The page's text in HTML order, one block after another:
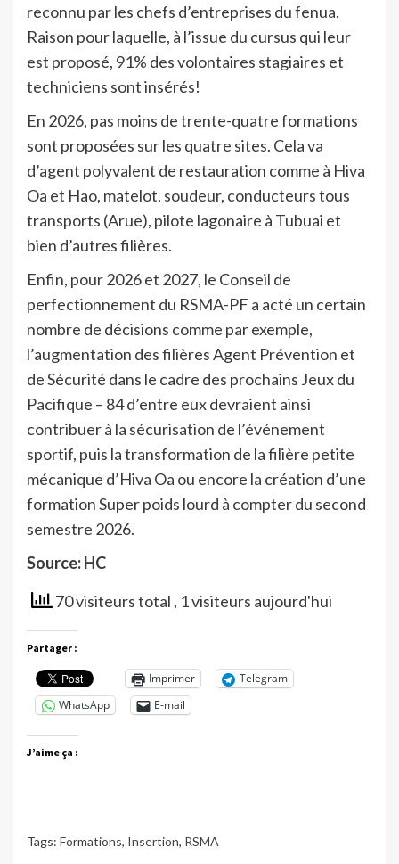
reconnu par les chefs d’entreprises du fenua.
Raison pour laquelle, à l’issue du cursus qui leur
est proposé, 91% des volontaires stagiaires et
techniciens sont insérés!
En 2026, pas moins de trente-quatre formations
sont proposées sur les quatre sites. Cela va
d’agent polyvalent de restauration comme à Hiva
Oa et Hao, matelot, soudeur, conducteurs tous
transports (Arue), pilote lagonaire à Tubuai et
bien d’autres filières.
Enfin, pour 2026 et 2027, le Conseil de
perfectionnement du RSMA-PF a acté un certain
nombre de décisions comme par exemple,
l’augmentation des filières Agent Prévention et
de Sécurité dans le cadre des prochains Jeux du
Pacifique – 84 d’entre eux devraient ainsi
contribuer à la sécurisation de l’événement
sportif, puis la transformation de la filière petite
mécanique d’Hiva Oa ou encore la création d’une
formation Super poids lourd à compter du second
semestre 2026.
Source: HC
70 visiteurs total , 1 visiteurs aujourd'hui
Partager :
Imprimer
Telegram
WhatsApp
E-mail
J’aime ça :
Tags: Formations, Insertion, RSMA